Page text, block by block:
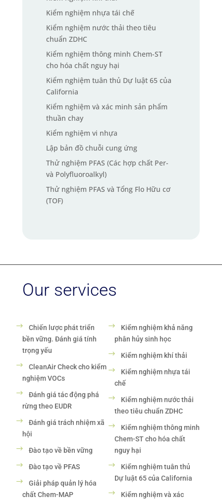
Kiểm nghiệm nhựa tái chế
Kiểm nghiệm nước thải theo tiêu
chuẩn ZDHC
Kiểm nghiệm thông minh Chem-ST
cho hóa chất nguy hại
Kiểm nghiệm tuân thủ Dự luật 65 của
California
Kiểm nghiệm và xác minh sản phẩm
thuần chay
Kiểm nghiệm vi nhựa
Lập bản đồ chuỗi cung ứng
Thử nghiệm PFAS (Các hợp chất Per-
và Polyfluoroalkyl)
Thử nghiệm PFAS và Tổng Flo Hữu cơ
(TOF)
Our services
Chiến lược phát triển
bền vững. Đánh giá tính
trọng yếu
CleanAir Check cho kiểm
nghiệm VOCs
Đánh giá tác động phá
rừng theo EUDR
Đánh giá trách nhiệm xã
hội
Đào tạo về bền vững
Đào tạo về PFAS
Giải pháp quản lý hóa
chất Chem-MAP
Kiểm nghiệm khả năng
phân hủy sinh học
Kiểm nghiệm khí thải
Kiểm nghiệm nhựa tái
chế
Kiểm nghiệm nước thải
theo tiêu chuẩn ZDHC
Kiểm nghiệm thông minh
Chem-ST cho hóa chất
nguy hại
Kiểm nghiệm tuân thủ
Dự luật 65 của California
Kiểm nghiệm và xác